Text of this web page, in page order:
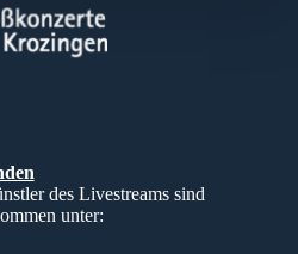
des Livestreams sind
unter: